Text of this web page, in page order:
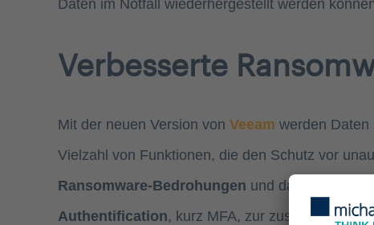
Daten im Notfall wiederhergestellt werden
Verbesserte
Mit der neuen Version von Veeam werden Daten
Vielzahl von Funktionen, die den Schutz vor
Ransomware-Bedrohungen und das
Authentification, kurz MFA, zur zusätzlichen